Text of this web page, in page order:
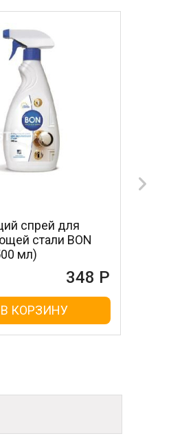
Лезвия для скребка
стальные MAGIC